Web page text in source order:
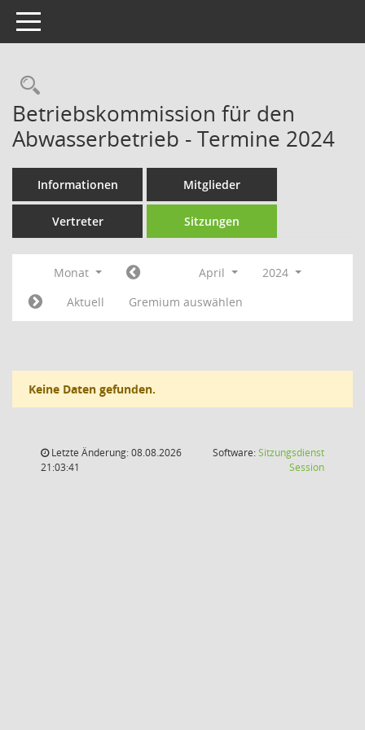
Toggle navigation
Rechercheauswahl
Betriebskommission für den
Abwasserbetrieb - Termine 2024
Informationen Mitglieder
Vertreter Sitzungen
Monat April
2024
Aktuell
Gremium auswählen
Keine Daten gefunden.
Letzte Änderung: 08.08.2026
21:03:41
Software:Sitzungsdienst
Session(Wird in